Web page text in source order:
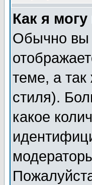
Как я
Обычно вы
теме, а
стиля).
какое